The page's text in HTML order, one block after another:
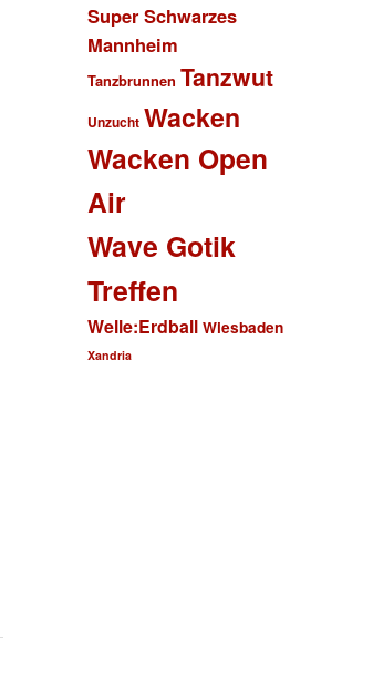
Super Schwarzes
Mannheim
Tanzbrunnen Tanzwut
Unzucht Wacken
Wacken Open
Air
Wave Gotik
Treffen
Welle:Erdball Wiesbaden
Xandria